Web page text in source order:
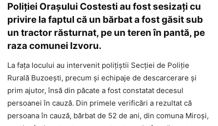
Poliției Orașului Costesti au fost sesizați cu
privire la faptul că un bărbat a fost găsit sub
un tractor răsturnat, pe un teren în pantă, pe
raza comunei Izvoru.
La fața locului au intervenit polițiștii Secției de Poliție
Rurală Buzoești, precum și echipaje de descarcerare și
prim ajutor, însă din păcate a fost constatat decesul
persoanei în cauză. Din primele verificări a rezultat că
persoana în cauză, bărbat de 52 de ani, din comuna Miroși,